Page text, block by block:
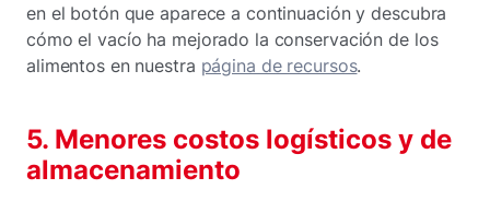
en el botón que aparece a continuación y descubra
cómo el vacío ha mejorado la conservación de los
alimentos en nuestra página de recursos.
5. Menores costos logísticos y de
almacenamiento